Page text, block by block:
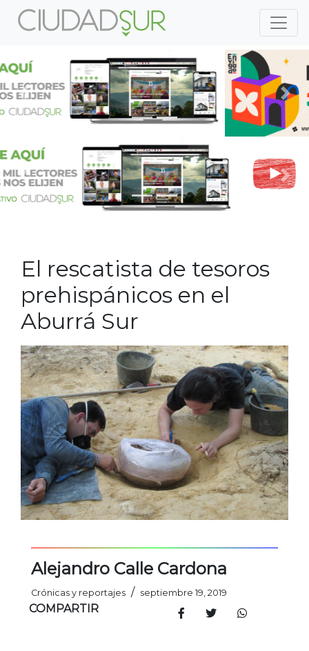
Previous
Previous
El rescatista de tesoros
prehispánicos en el
Aburrá Sur
Alejandro Calle Cardona
Crónicas y reportajes / septiembre 19, 2019
COMPARTIR